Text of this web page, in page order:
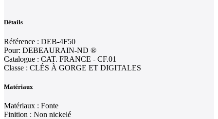
Détails
Référence : DEB-4F50
Pour: DEBEAURAIN-ND ®
Catalogue : CAT. FRANCE - CF.01
Classe : CLÉS À GORGE ET DIGITALES
Matériaux
Matériaux : Fonte
Finition : Non nickelé